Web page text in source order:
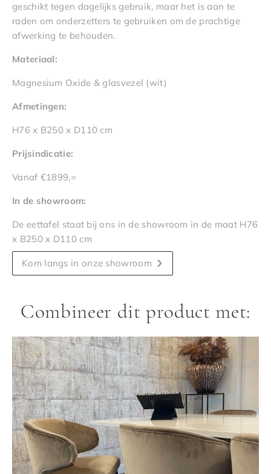
geschikt tegen dagelijks gebruik, maar het is aan te
raden om onderzetters te gebruiken om de prachtige
afwerking te behouden.
Materiaal:
Magnesium Oxide & glasvezel (wit)
Afmetingen:
H76 x B250 x D110 cm
Prijsindicatie:
Vanaf €1899,=
In de showroom:
De eettafel staat bij ons in de showroom in de maat H76
x B250 x D110 cm
Kom langs in onze showroom
Combineer dit product met: